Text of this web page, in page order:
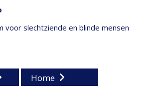
voor slechtziende en blinde mensen
Home